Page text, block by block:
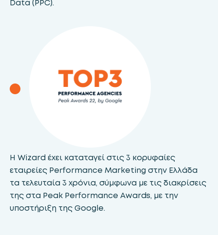
Data (PPC).
Η Wizard έχει καταταγεί στις 3 κορυφαίες
εταιρείες Performance Marketing στην Ελλάδα
τα τελευταία 3 χρόνια, σύμφωνα με τις διακρίσεις
της στα Peak Performance Awards, με την
υποστήριξη της Google.